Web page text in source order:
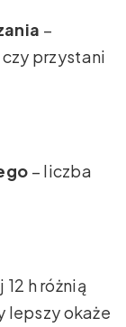
–
przystani
– liczba
h różnią
lepszy okaże